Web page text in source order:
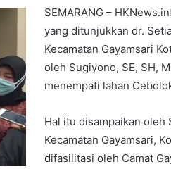
SEMARANG –
yang ditunjukkan dr.
Kecamatan Gayamsari
oleh Sugiyono, SE, SH,
menempati lahan
Hal itu disampaikan oleh
Kecamatan Gayamsari,
difasilitasi oleh Camat